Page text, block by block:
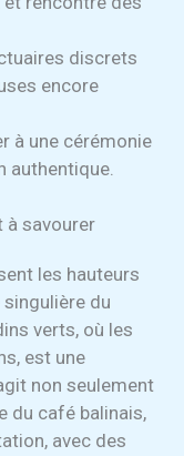
discrets
encore
à une cérémonie
authentique.
à savourer
les hauteurs
singulière du
verts, où les
est une
non seulement
du café balinais,
avec des